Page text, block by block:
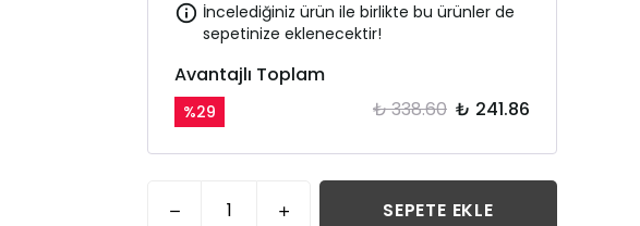
İncelediğiniz ürün ile birlikte bu ürünler de
sepetinize eklenecektir!
Avantajlı Toplam
%29 ₺ 338.60 ₺ 241.86
SEPETE EKLE